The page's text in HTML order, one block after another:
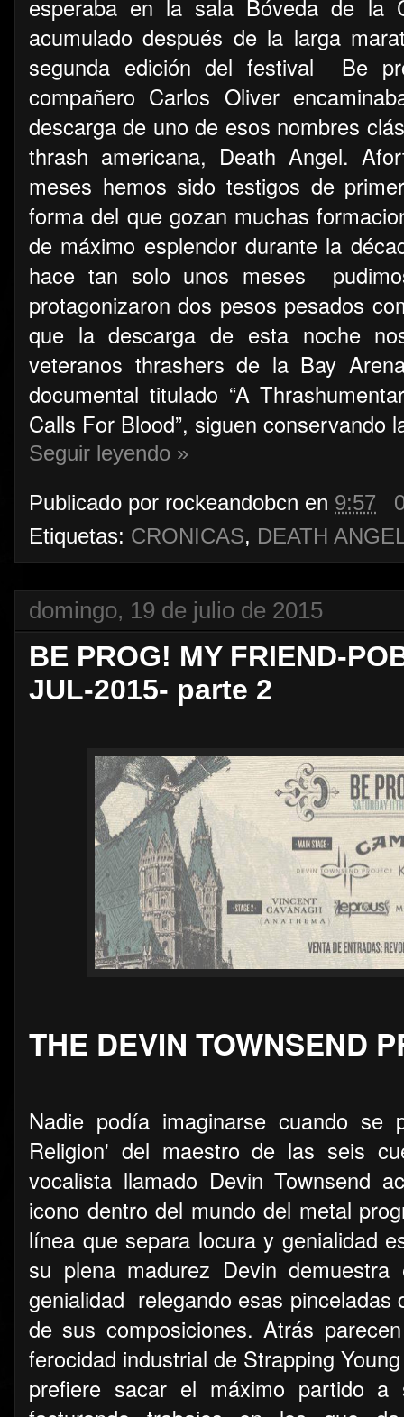
esperaba en la sala Bóveda de la
acumulado después de la larga
segunda edición del festival Be
compañero Carlos Oliver
descarga de uno de esos nombres
thrash americana, Death Angel.
meses hemos sido testigos de
forma del que gozan muchas
de máximo esplendor durante la
hace tan solo unos meses
protagonizaron dos pesos pesados
que la descarga de esta noche
veteranos thrashers de la Bay
documental titulado “A
Calls For Blood”, siguen conservando
Seguir leyendo »
Publicado por rockeandobcn en 9:57
Etiquetas: CRONICAS, DEATH
domingo, 19 de julio de 2015
BE PROG! MY FRIEND-
JUL-2015- parte 2
THE DEVIN TOWNSEND
Nadie podía imaginarse cuando
Religion' del maestro de las seis
vocalista llamado Devin Townsend
icono dentro del mundo del metal
línea que separa locura y genialidad
su plena madurez Devin
genialidad relegando esas pinceladas
de sus composiciones. Atrás
ferocidad industrial de Strapping
prefiere sacar el máximo partido a